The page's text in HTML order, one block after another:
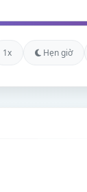
1x Hẹn giờ